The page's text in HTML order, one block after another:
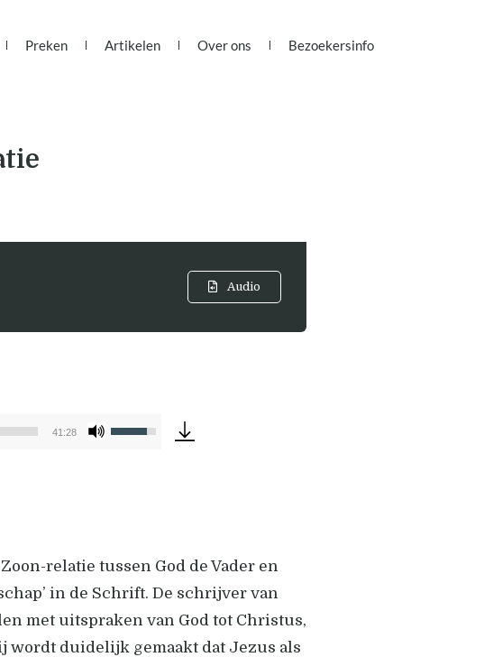
Preken Artikelen Over ons Bezoekersinfo
Audio
41:28
Gebruik
volume
te
verhogen
of
relatie tussen God de Vader en
in de Schrift. De schrijver van
met uitspraken van God tot Christus,
wordt duidelijk gemaakt dat Jezus als